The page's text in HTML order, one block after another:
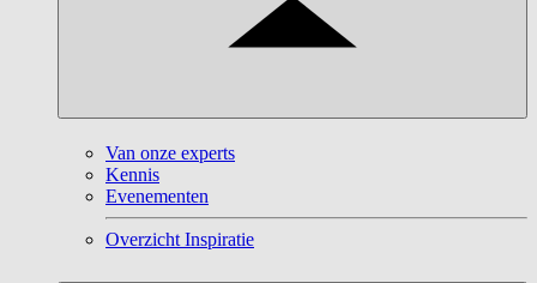
Van onze experts
Kennis
Evenementen
Overzicht Inspiratie